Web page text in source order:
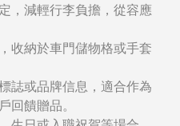
，減輕行李負擔，從容應
收納於車門儲物格或手套
誌或品牌信息，適合作為
回饋贈品。